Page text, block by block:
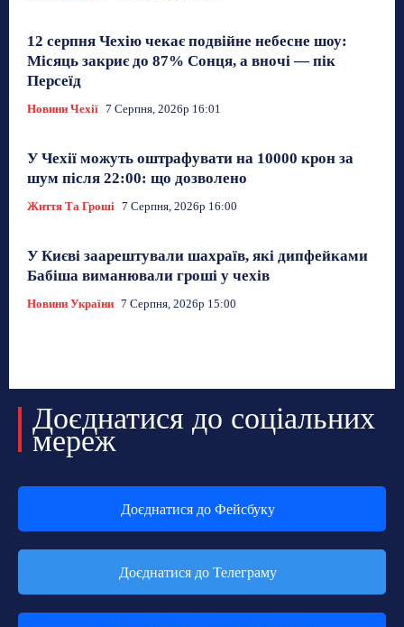
12 серпня Чехію чекає подвійне небесне шоу:
Місяць закриє до 87% Сонця, а вночі — пік
Персеїд
Новини Чехії 7 Серпня, 2026р 16:01
У Чехії можуть оштрафувати на 10000 крон за
шум після 22:00: що дозволено
Життя Та Гроші 7 Серпня, 2026р 16:00
У Києві заарештували шахраїв, які дипфейками
Бабіша виманювали гроші у чехів
Новини України 7 Серпня, 2026р 15:00
Доєднатися до соціальних
мереж
Доєднатися до Фейсбуку
Доєднатися до Телеграму